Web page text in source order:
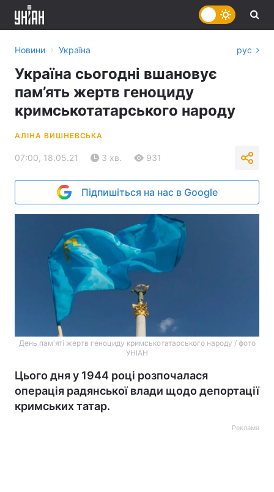
Новини › Україна рус
Україна сьогодні вшановує
пам’ять жертв геноциду
кримськотатарського народу
АЛІНА ВИШНЕВСЬКА
07:00, 18.05.21 3 хв. 931
Підпишіться на нас в Google
День пам'яті жертв геноциду кримськотатарського народу / фото
УНІАН
Цього дня у 1944 році розпочалася
операція радянської влади щодо депортації
кримських татар.
Реклама